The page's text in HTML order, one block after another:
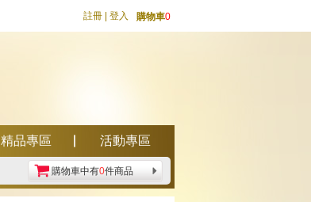
註冊 登入 購物車0
精品專區 活動專區
購物車中有0件商品